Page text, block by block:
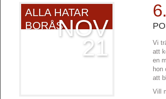
ALLA HATAR
BORÅSNOV
21
Vi
att
en
hon
att
Vill